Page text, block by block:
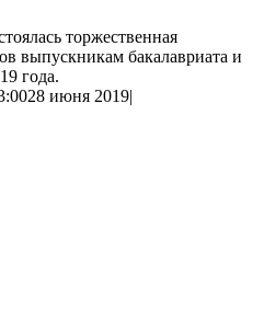
торжественная
выпускникам бакалавриата и
года.
28 июня 2019|